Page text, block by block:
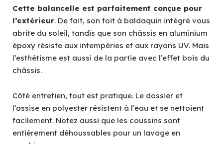
Cette balancelle est parfaitement conçue pour
l’extérieur. De fait, son toit à baldaquin intégré vous
abrite du soleil, tandis que son châssis en aluminium
époxy résiste aux intempéries et aux rayons UV. Mais
l’esthétisme est aussi de la partie avec l’effet bois du
châssis.
Côté entretien, tout est pratique. Le dossier et
l’assise en polyester résistent à l’eau et se nettoient
facilement. Notez aussi que les coussins sont
entièrement déhoussables pour un lavage en